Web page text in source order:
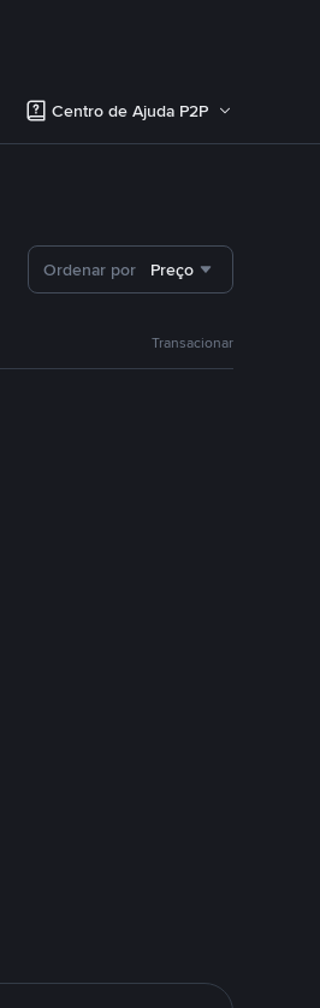
Centro de Ajuda P2P
Ordenar por Preço
Transacionar